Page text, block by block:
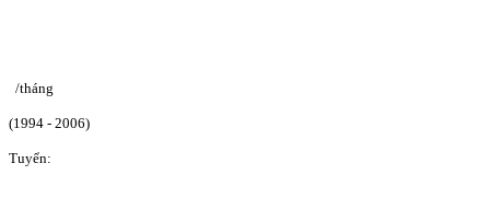
/tháng
(1994 - 2006)
Tuyển: